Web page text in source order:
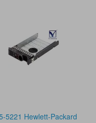
5221 Hewlett-Packard